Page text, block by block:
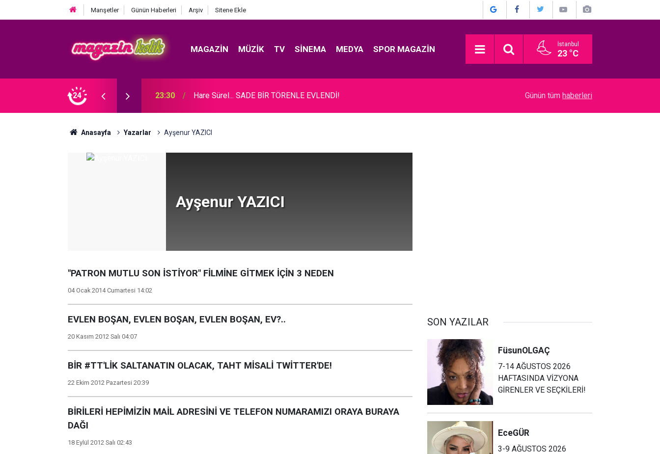
Manşetler Günün Haberleri Arşiv Sitene Ekle
MAGAZIN MÜZIK TV SINEMA MEDYA SPOR MAGAZIN İstanbul
23 °C
24
Bayraşa... SÜRPRİZ İŞ BİRLİĞİ! 23:30 Hare Sürel... SADE BİR TÖRENLE EVLENDİ! Münir Özkul... İŞTE HİÇ KİMSENİN BİLMEDİĞİ
Günün tüm haberleri
Anasayfa Yazarlar Ayşenur YAZICI
Ayşenur YAZICI
"PATRON MUTLU SON İSTİYOR" FİLMİNE GİTMEK İÇİN 3 NEDEN
04 Ocak 2014 Cumartesi 14:02
EVLEN BOŞAN, EVLEN BOŞAN, EVLEN BOŞAN, EV?..
20 Kasım 2012 Salı 04:07
BİR #TT'LİK SALTANATIN OLACAK, TAHT MİSALİ TWİTTER'DE!
22 Ekim 2012 Pazartesi 20:39
BİRİLERİ HEPİMİZİN MAİL ADRESİNİ VE TELEFON NUMARAMIZI ORAYA BURAYA
DAĞI
18 Eylül 2012 Salı 02:43
SON YAZILAR
FüsunOLGAÇ
7-14 AĞUSTOS 2026
HAFTASINDA VİZYONA
GİRENLER VE SEÇKİLERİ!
EceGÜR
3-9 AĞUSTOS 2026